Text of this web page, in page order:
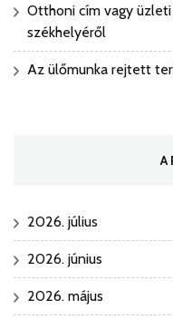
Otthoni cím vagy
székhelyéről
Az ülőmunka rejtett
2026. július
2026. június
2026. május